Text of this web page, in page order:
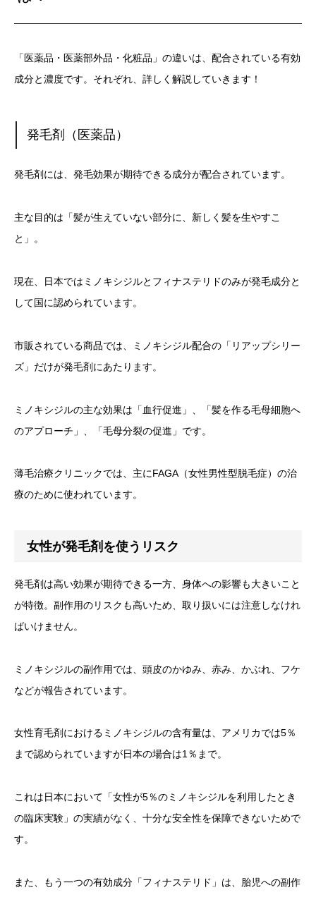
「医薬品・医薬部外品・化粧品」の違いは、配合されている有効
成分と濃度です。それぞれ、詳しく解説していきます！
発毛剤（医薬品）
発毛剤には、発毛効果が期待できる成分が配合されています。
主な目的は「髪が生えていない部分に、新しく髪を生やすこ
と」。
現在、日本ではミノキシジルとフィナステリドのみが発毛成分と
して国に認められています。
市販されている商品では、ミノキシジル配合の「リアップシリー
ズ」だけが発毛剤にあたります。
ミノキシジルの主な効果は「血行促進」、「髪を作る毛母細胞へ
のアプローチ」、「毛母分裂の促進」です。
薄毛治療クリニックでは、主にFAGA（女性男性型脱毛症）の治
療のために使われています。
女性が発毛剤を使うリスク
発毛剤は高い効果が期待できる一方、身体への影響も大きいこと
が特徴。副作用のリスクも高いため、取り扱いには注意しなけれ
ばいけません。
ミノキシジルの副作用では、頭皮のかゆみ、赤み、かぶれ、フケ
などが報告されています。
女性育毛剤におけるミノキシジルの含有量は、アメリカでは5％
まで認められていますが日本の場合は1％まで。
これは日本において「女性が5％のミノキシジルを利用したとき
の臨床実験」の実績がなく、十分な安全性を保障できないためで
す。
また、もう一つの有効成分「フィナステリド」は、胎児への副作